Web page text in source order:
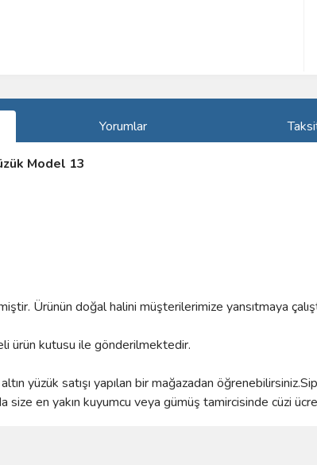
Yorumlar
Model 13
Ürünün doğal halini müşterilerimize yansıtmaya
ürün kutusu ile gönderilmektedir.
yüzük satışı yapılan bir mağazadan
en yakın kuyumcu veya gümüş tamircisinde cüzi